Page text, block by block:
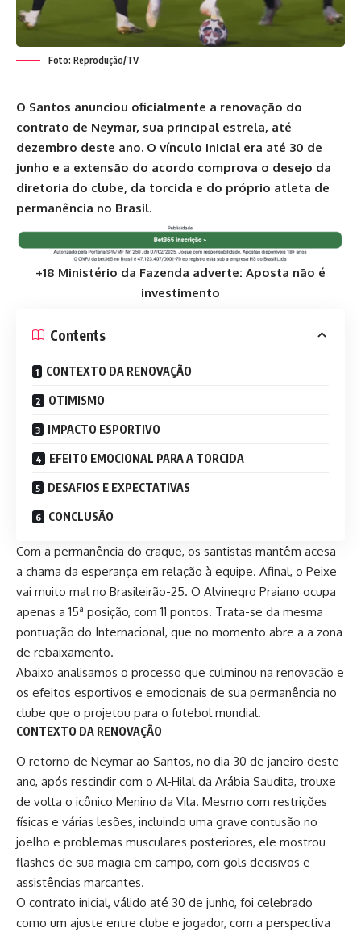
Foto: Reprodução/TV
O Santos anunciou oficialmente a renovação do
contrato de Neymar, sua principal estrela, até
dezembro deste ano. O vínculo inicial era até 30 de
junho e a extensão do acordo comprova o desejo da
diretoria do clube, da torcida e do próprio atleta de
permanência no Brasil.
+18 Ministério da Fazenda adverte: Aposta não é
investimento
Contents
CONTEXTO DA RENOVAÇÃO
OTIMISMO
IMPACTO ESPORTIVO
EFEITO EMOCIONAL PARA A TORCIDA
DESAFIOS E EXPECTATIVAS
CONCLUSÃO
Com a permanência do craque, os santistas mantêm acesa
a chama da esperança em relação à equipe. Afinal, o Peixe
vai muito mal no Brasileirão-25. O Alvinegro Praiano ocupa
apenas a 15ª posição, com 11 pontos. Trata-se da mesma
pontuação do Internacional, que no momento abre a a zona
de rebaixamento.
Abaixo analisamos o processo que culminou na renovação e
os efeitos esportivos e emocionais de sua permanência no
clube que o projetou para o futebol mundial.
CONTEXTO DA RENOVAÇÃO
O retorno de Neymar ao Santos, no dia 30 de janeiro deste
ano, após rescindir com o Al‑Hilal da Arábia Saudita, trouxe
de volta o icônico Menino da Vila. Mesmo com restrições
físicas e várias lesões, incluindo uma grave contusão no
joelho e problemas musculares posteriores, ele mostrou
flashes de sua magia em campo, com gols decisivos e
assistências marcantes.
O contrato inicial, válido até 30 de junho, foi celebrado
como um ajuste entre clube e jogador, com a perspectiva